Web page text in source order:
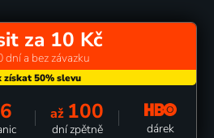
za 10 Kč
dní a bez závazku
až 100
dní zpětně dárek